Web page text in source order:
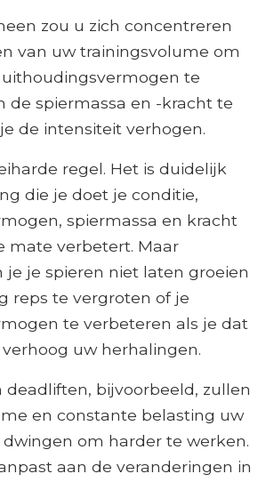
zou u zich concentreren
van uw trainingsvolume om
te
de spiermassa en -kracht te
de intensiteit verhogen.
regel. Het is duidelijk
die je doet je conditie,
spiermassa en kracht
mate verbetert. Maar
je spieren niet laten groeien
reps te vergroten of je
te verbeteren als je dat
verhoog uw herhalingen.
deadliften, bijvoorbeeld, zullen
en constante belasting uw
om harder te werken.
aan de veranderingen in